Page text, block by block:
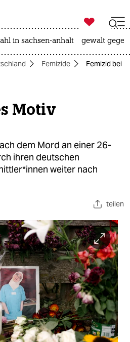
zahl ich
ich

taz zahl ich
in sachsen-anhalt gewalt
Femizide Femizid bei
Motiv
dem Mord an einer 26-
ihren deutschen
weiter nach
teilen